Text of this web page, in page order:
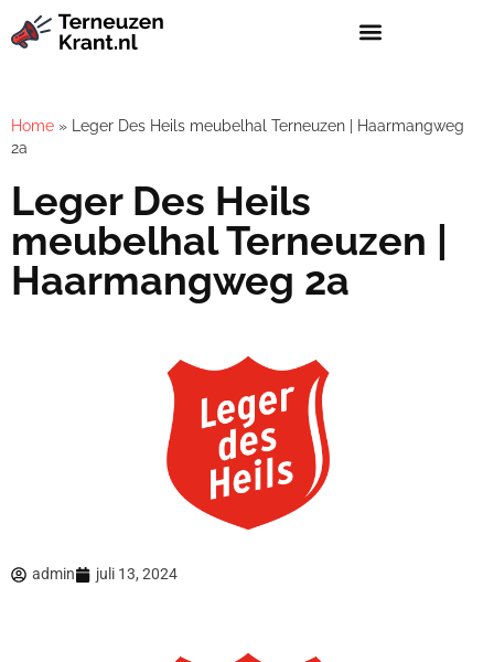
Home » Leger Des Heils meubelhal Terneuzen | Haarmangweg
2a
Leger Des Heils
meubelhal Terneuzen |
Haarmangweg 2a
admin juli 13, 2024